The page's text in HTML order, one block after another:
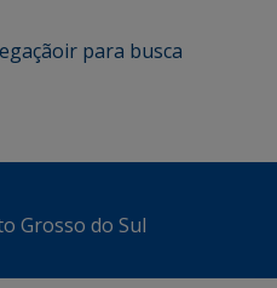
ir para busca
Grosso do Sul